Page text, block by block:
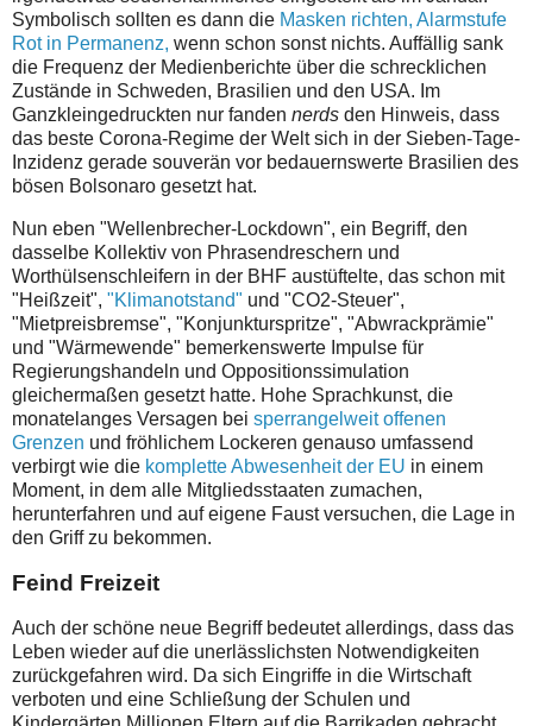
Symbolisch sollten es dann die Masken richten, Alarmstufe
Rot in Permanenz, wenn schon sonst nichts. Auffällig sank
die Frequenz der Medienberichte über die schrecklichen
Zustände in Schweden, Brasilien und den USA. Im
Ganzkleingedruckten nur fanden nerds den Hinweis, dass
das beste Corona-Regime der Welt sich in der Sieben-Tage-
Inzidenz gerade souverän vor bedauernswerte Brasilien des
bösen Bolsonaro gesetzt hat.
Nun eben "Wellenbrecher-Lockdown", ein Begriff, den
dasselbe Kollektiv von Phrasendreschern und
Worthülsenschleifern in der BHF austüftelte, das schon mit
"Heißzeit", "Klimanotstand" und "CO2-Steuer",
"Mietpreisbremse", "Konjunkturspritze", "Abwrackprämie"
und "Wärmewende" bemerkenswerte Impulse für
Regierungshandeln und Oppositionssimulation
gleichermaßen gesetzt hatte. Hohe Sprachkunst, die
monatelanges Versagen bei sperrangelweit offenen
Grenzen und fröhlichem Lockeren genauso umfassend
verbirgt wie die komplette Abwesenheit der EU in einem
Moment, in dem alle Mitgliedsstaaten zumachen,
herunterfahren und auf eigene Faust versuchen, die Lage in
den Griff zu bekommen.
Feind Freizeit
Auch der schöne neue Begriff bedeutet allerdings, dass das
Leben wieder auf die unerlässlichsten Notwendigkeiten
zurückgefahren wird. Da sich Eingriffe in die Wirtschaft
verboten und eine Schließung der Schulen und